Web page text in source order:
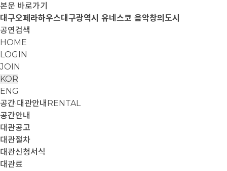
본문 바로가기
대구오페라하우스대구광역시 유네스코 음악창의도시
공연검색
HOME
LOGIN
JOIN
KOR
ENG
공간·대관안내 RENTAL
공간안내
대관공고
대관절차
대관신청서식
대관료